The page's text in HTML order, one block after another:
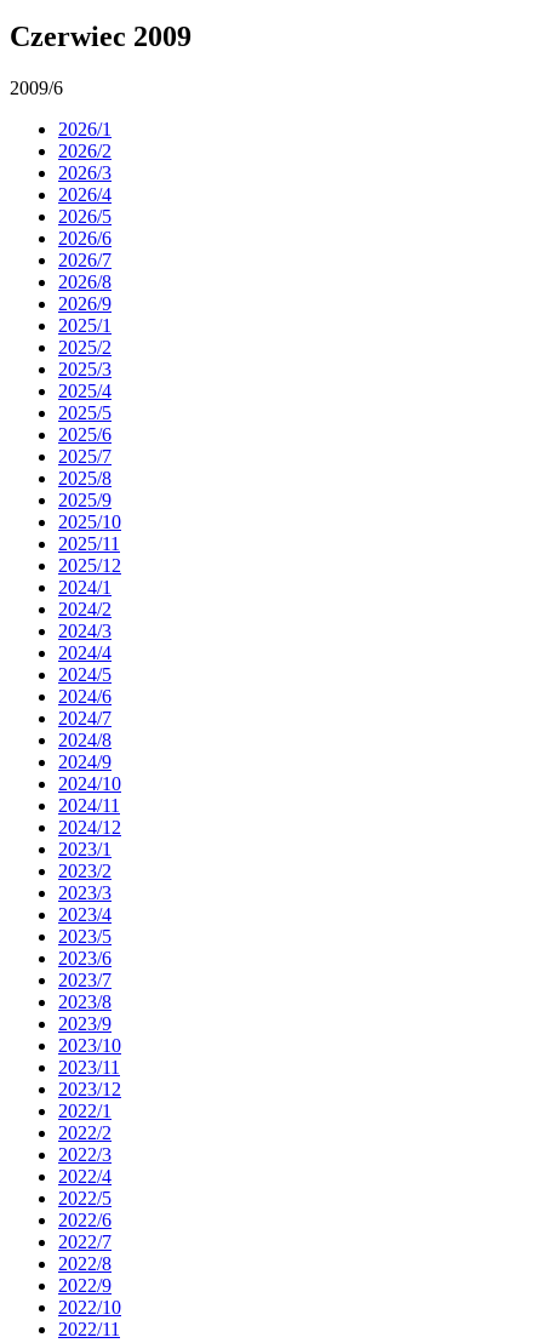
Czerwiec 2009
2009/6
2026/1
2026/2
2026/3
2026/4
2026/5
2026/6
2026/7
2026/8
2026/9
2025/1
2025/2
2025/3
2025/4
2025/5
2025/6
2025/7
2025/8
2025/9
2025/10
2025/11
2025/12
2024/1
2024/2
2024/3
2024/4
2024/5
2024/6
2024/7
2024/8
2024/9
2024/10
2024/11
2024/12
2023/1
2023/2
2023/3
2023/4
2023/5
2023/6
2023/7
2023/8
2023/9
2023/10
2023/11
2023/12
2022/1
2022/2
2022/3
2022/4
2022/5
2022/6
2022/7
2022/8
2022/9
2022/10
2022/11